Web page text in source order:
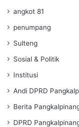
angkot 81
penumpang
Sulteng
Sosial & Politik
Institusi
Andi DPRD
Berita
DPRD